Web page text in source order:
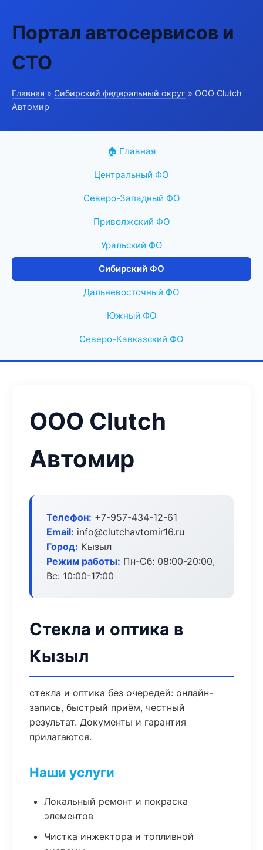
Портал автосервисов и
СТО
Главная » Сибирский федеральный округ » ООО Clutch
Автомир
🏠 Главная
Центральный ФО
Северо-Западный ФО
Приволжский ФО
Уральский ФО
Сибирский ФО
Дальневосточный ФО
Южный ФО
Северо-Кавказский ФО
ООО Clutch
Автомир
Телефон: +7-957-434-12-61
Email: info@clutchavtomir16.ru
Город: Кызыл
Режим работы: Пн-Сб: 08:00-20:00,
Вс: 10:00-17:00
Стекла и оптика в
Кызыл
стекла и оптика без очередей: онлайн-
запись, быстрый приём, честный
результат. Документы и гарантия
прилагаются.
Наши услуги
Локальный ремонт и покраска
элементов
Чистка инжектора и топливной